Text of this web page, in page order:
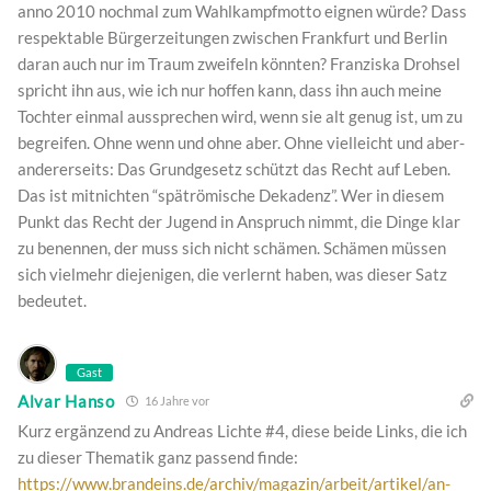
anno 2010 nochmal zum Wahlkampfmotto eignen würde? Dass
respektable Bürgerzeitungen zwischen Frankfurt und Berlin
daran auch nur im Traum zweifeln könnten? Franziska Drohsel
spricht ihn aus, wie ich nur hoffen kann, dass ihn auch meine
Tochter einmal aussprechen wird, wenn sie alt genug ist, um zu
begreifen. Ohne wenn und ohne aber. Ohne vielleicht und aber-
andererseits: Das Grundgesetz schützt das Recht auf Leben.
Das ist mitnichten “spätrömische Dekadenz”. Wer in diesem
Punkt das Recht der Jugend in Anspruch nimmt, die Dinge klar
zu benennen, der muss sich nicht schämen. Schämen müssen
sich vielmehr diejenigen, die verlernt haben, was dieser Satz
bedeutet.
Gast
Alvar Hanso 16 Jahre vor
Kurz ergänzend zu Andreas Lichte #4, diese beide Links, die ich
zu dieser Thematik ganz passend finde:
https://www.brandeins.de/archiv/magazin/arbeit/artikel/an-